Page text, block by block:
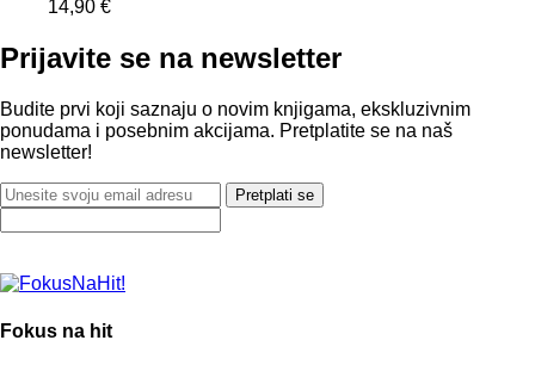
14,90 €
Prijavite se na newsletter
Budite prvi koji saznaju o novim knjigama, ekskluzivnim
ponudama i posebnim akcijama. Pretplatite se na naš
newsletter!
Pretplati se
Fokus na hit